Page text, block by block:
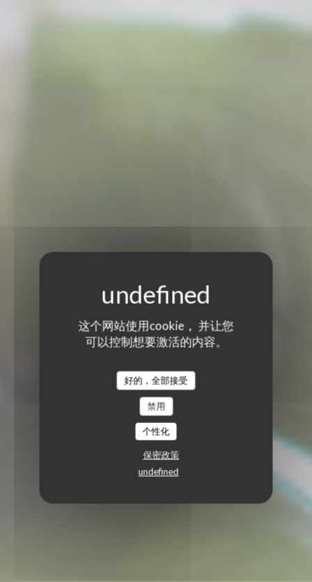
这个网站使用cookie， 并让您
可以控制想要激活的内容。
好的，全部接受
禁用
个性化
保密政策
undefined